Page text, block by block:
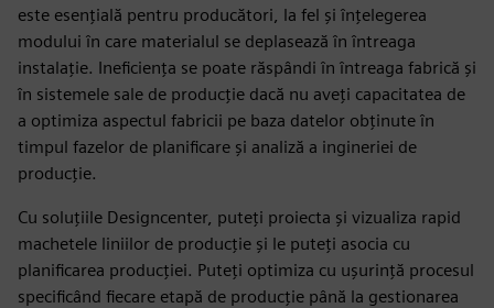
este esențială pentru producători, la fel și înțelegerea
modului în care materialul se deplasează în întreaga
instalație. Ineficiența se poate răspândi în întreaga fabrică și
în sistemele sale de producție dacă nu aveți capacitatea de
a optimiza aspectul fabricii pe baza datelor obținute în
timpul fazelor de planificare și analiză a ingineriei de
producție.
Cu soluțiile Designcenter, puteți proiecta și vizualiza rapid
machetele liniilor de producție și le puteți asocia cu
planificarea producției. Puteți optimiza cu ușurință procesul
specificând fiecare etapă de producție până la gestionarea